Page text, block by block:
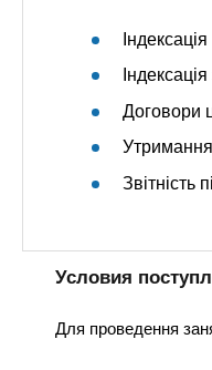
Договори
Звітність
Условия
Для проведення